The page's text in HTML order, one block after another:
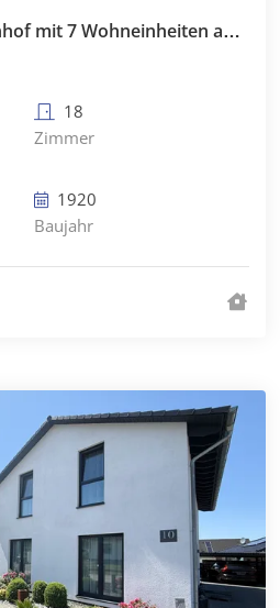
Ehemaliger Dreiseitenhof mit 7 Wohneinheiten an der Ostseeküste
18
Zimmer
1920
Baujahr